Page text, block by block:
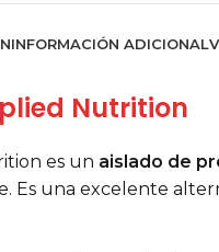
INFORMACIÓN ADICIONAL
Nutrition
es un aislado de
Es una excelente